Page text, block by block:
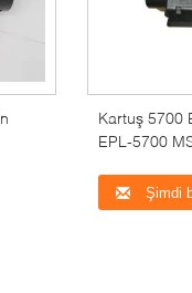
Kartuş 5700
EPL-5700
Şimdi